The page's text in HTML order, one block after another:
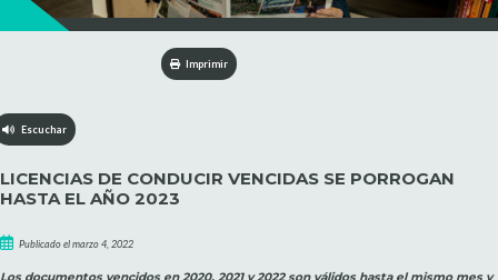
Imprimir
Escuchar
LICENCIAS DE CONDUCIR VENCIDAS SE PORROGAN
HASTA EL AÑO 2023
Publicado el marzo 4, 2022